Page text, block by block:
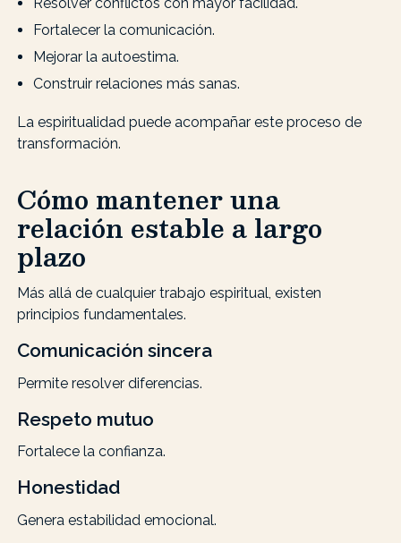
Fortalecer la comunicación.
Mejorar la autoestima.
Construir relaciones más sanas.
La espiritualidad puede acompañar este proceso de
transformación.
Cómo mantener una
relación estable a largo
plazo
Más allá de cualquier trabajo espiritual, existen
principios fundamentales.
Comunicación sincera
Permite resolver diferencias.
Respeto mutuo
Fortalece la confianza.
Honestidad
Genera estabilidad emocional.